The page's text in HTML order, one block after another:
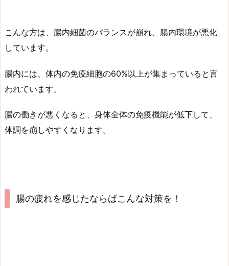
こんな方は、腸内細菌のバランスが崩れ、腸内環境が悪化
しています。
腸内には、体内の免疫細胞の60%以上が集まっていると言
われています。
腸の働きが悪くなると、身体全体の免疫機能が低下して、
体調を崩しやすくなります。
腸の疲れを感じたならばこんな対策を！